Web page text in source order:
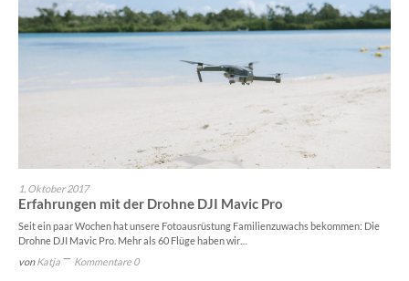
1. Oktober 2017
Erfahrungen mit der Drohne DJI Mavic Pro
Seit ein paar Wochen hat unsere Fotoausrüstung Familienzuwachs bekommen: Die
Drohne DJI Mavic Pro. Mehr als 60 Flüge haben wir…
vonKatja Kommentare 0